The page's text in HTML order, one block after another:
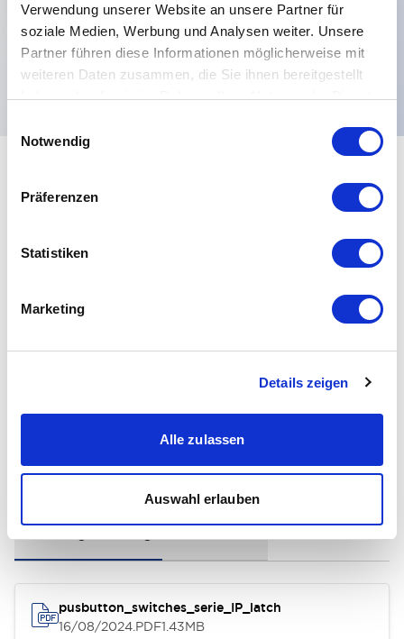
Verwendung unserer Website an unsere Partner für
soziale Medien, Werbung und Analysen weiter. Unsere
Partner führen diese Informationen möglicherweise mit
weiteren Daten zusammen, die Sie ihnen bereitgestellt
haben oder die sie im Rahmen Ihrer Nutzung der Dienste
Notwendig
Präferenzen
Statistiken
Marketing
Details zeigen
Alle zulassen
Auswahl erlauben
Betätigerfarben:Rot,Kontaktmaterialien:Silber,
vergoldet,Optionen:Hohe Aktuator nicht beleuchtete
Rundmodelle nur,Elektrische Funktionen:ON OFF,
Alle erweitern+
General Specifications
Dokumente und Dateien
pusbutton_switches_serie_IP_latch
16/08/2024.PDF1.43MB